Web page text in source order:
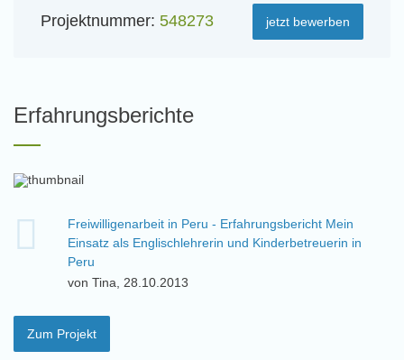
Projektnummer: 548273 jetzt bewerben
Erfahrungsberichte
Freiwilligenarbeit in Peru - Erfahrungsbericht Mein
Einsatz als Englischlehrerin und Kinderbetreuerin in
Peru
von Tina, 28.10.2013
Zum Projekt